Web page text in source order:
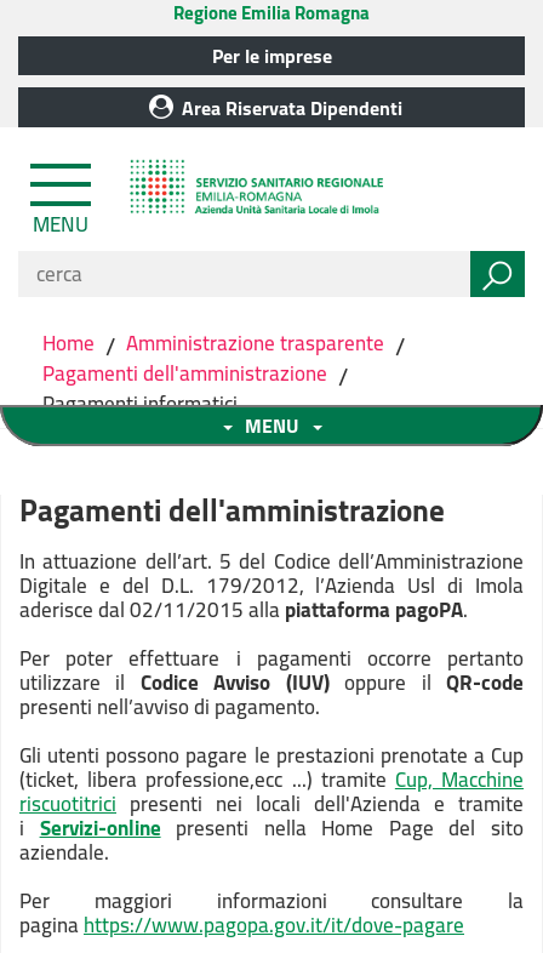
Regione Emilia Romagna
Per le imprese
Area Riservata Dipendenti
MENU
Home / Amministrazione trasparente /
Pagamenti dell'amministrazione /
Pagamenti informatici
MENU
Pagamenti dell'amministrazione
In attuazione dell’art. 5 del Codice dell’Amministrazione
Digitale e del D.L. 179/2012, l’Azienda Usl di Imola
aderisce dal 02/11/2015 allapiattaforma pagoPA.
Per poter effettuare i pagamenti occorre pertanto
utilizzare il Codice Avviso (IUV)oppure ilQR-code
presenti nell’avviso di pagamento.
Gli utenti possono pagare le prestazioni prenotate a Cup
(ticket, libera professione,ecc ...) tramiteCup, Macchine
riscuotitrici presenti nei locali dell'Azienda e tramite
iServizi-onlinepresenti nella Home Page del sito
aziendale.
Per maggiori informazioni consultare la
paginahttps://www.pagopa.gov.it/it/dove-pagare